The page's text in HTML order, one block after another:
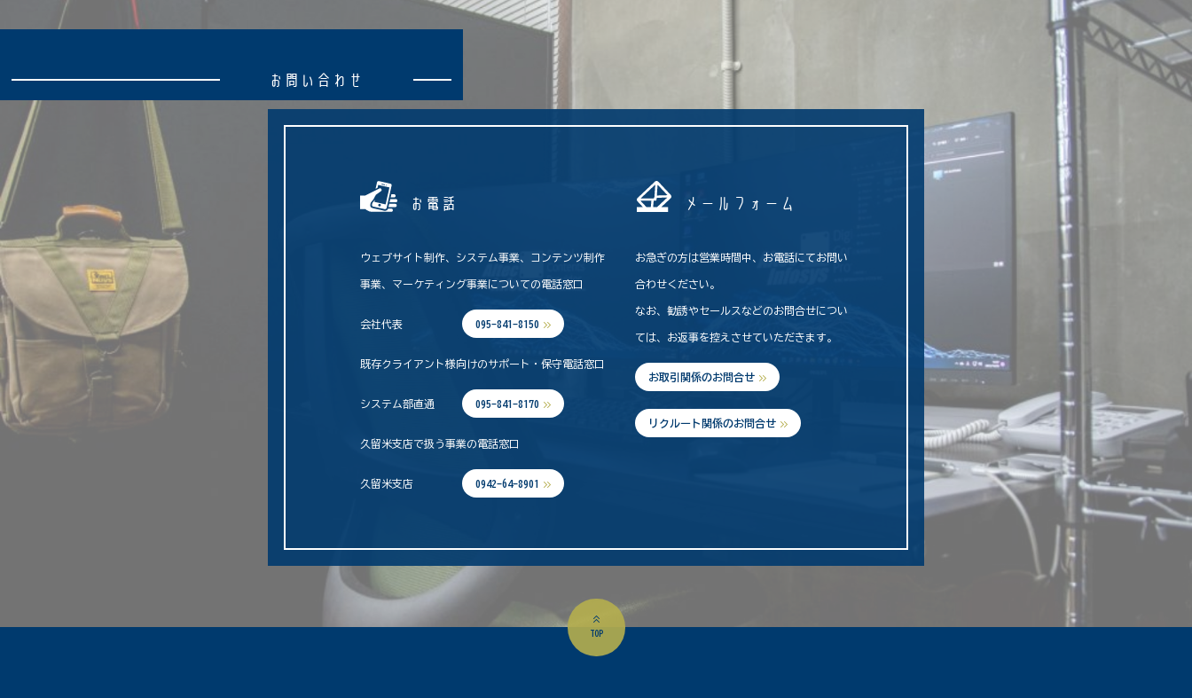
お 問 い 合 わ せ
お電話
ウェブサイト制作、システム事業、コンテンツ制作
事業、マーケティング事業についての電話窓口
会社代表 095-841-8150
既存クライアント様向けのサポート・保守電話窓口
システム部直通 095-841-8170
久留米支店で扱う事業の電話窓口
久留米支店 0942-64-8901
メールフォーム
お急ぎの方は営業時間中、お電話にてお問い
合わせください。
なお、勧誘やセールスなどのお問合せについ
ては、お返事を控えさせていただきます。
お取引関係のお問合せ
リクルート関係のお問合せ
TOP